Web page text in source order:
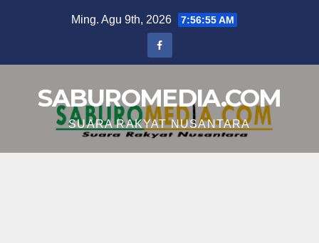
Ming. Agu 9th, 2026 7:56:56 AM
SABUROMEDIA.COM
SUARA RAKYAT NUSANTARA